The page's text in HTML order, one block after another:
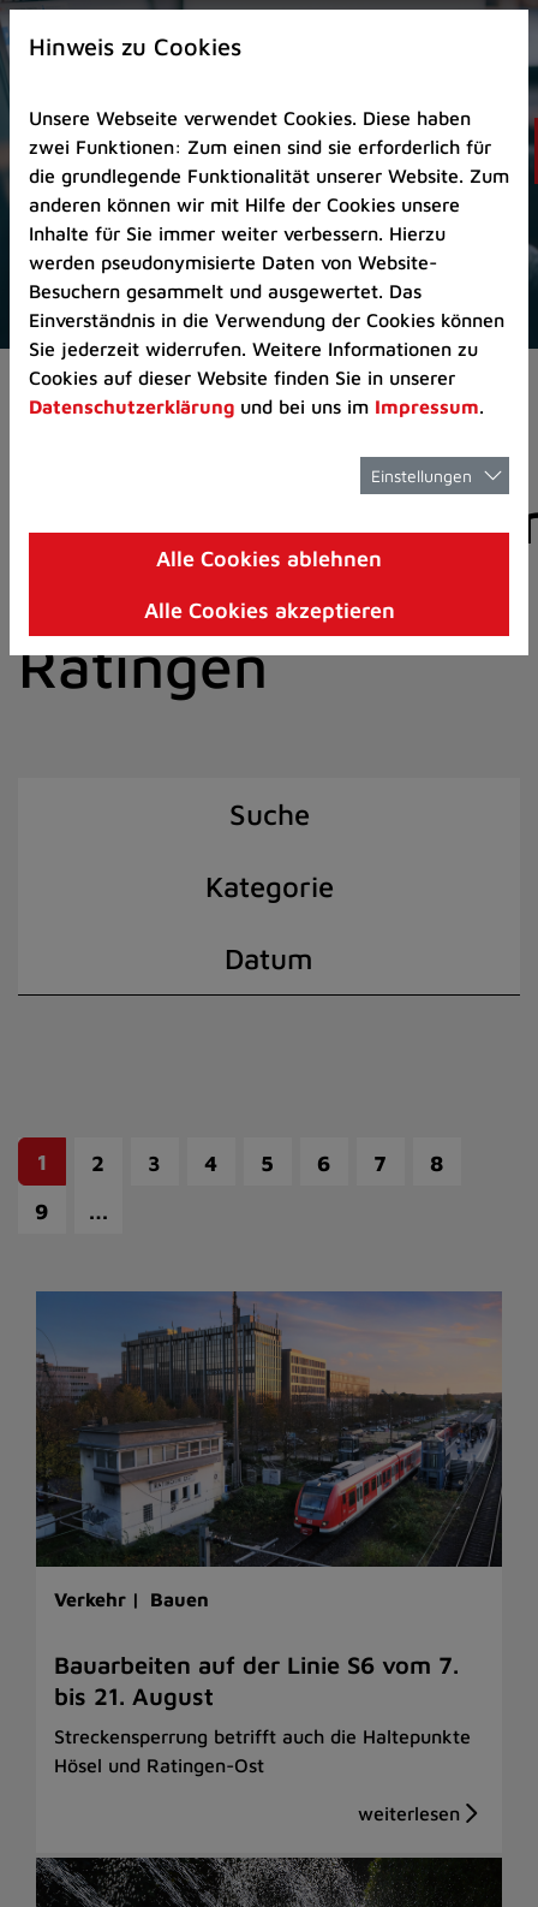
Zur
Startseite
Zum
Seitenanfang
springen
(Schnelltaste
A)
Zur
Navigation/Menü
springen
(Schnelltaste
M)
Zur
8)
I)
Pressemeldungen
der Stadt
Ratingen
Suche
Kategorie
Datum
1 2 3 4 5 6 7
8
9
…
Verkehr | Bauen
Bauarbeiten auf der Linie S6 vom 7.
bis 21. August
Streckensperrung betrifft auch die Haltepunkte
Hösel und Ratingen-Ost
Hinweis zu Cookies
Unsere Webseite verwendet Cookies. Diese haben
zwei Funktionen: Zum einen sind sie erforderlich für
die grundlegende Funktionalität unserer Website. Zum
anderen können wir mit Hilfe der Cookies unsere
Inhalte für Sie immer weiter verbessern. Hierzu
werden pseudonymisierte Daten von Website-
Besuchern gesammelt und ausgewertet. Das
Einverständnis in die Verwendung der Cookies können
Sie jederzeit widerrufen. Weitere Informationen zu
Cookies auf dieser Website finden Sie in unserer
Datenschutzerklärung und bei uns im Impressum.
Einstellungen
Alle Cookies ablehnen
Alle Cookies akzeptieren